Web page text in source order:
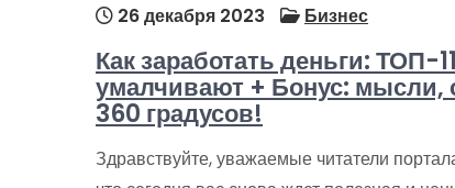
26 декабря 2023 Бизнес
Как заработать деньги: ТОП-
умалчивают + Бонус: мысли,
360 градусов!
Здравствуйте, уважаемые читатели